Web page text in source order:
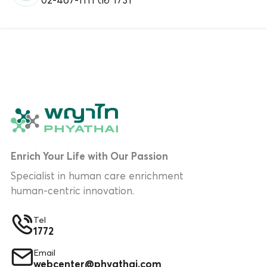
Enrich Your Life with Our Passion
Specialist in human care enrichment
human-centric innovation.
Tel
1772
Email
webcenter@phyathai.com